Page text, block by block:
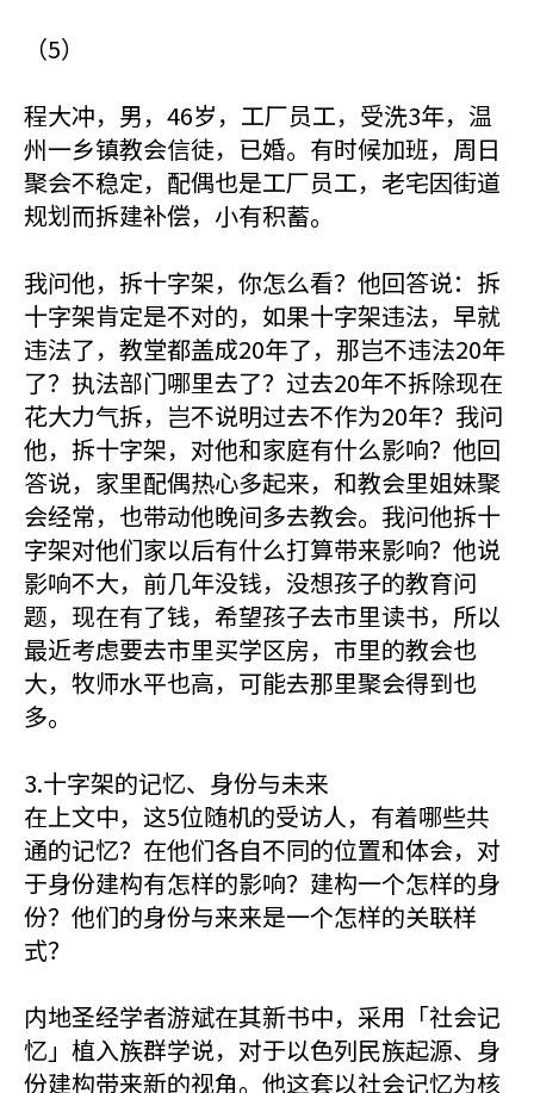
（5）
程大冲，男，46岁，工厂员工，受洗3年，温
州一乡镇教会信徒，已婚。有时候加班，周日
聚会不稳定，配偶也是工厂员工，老宅因街道
规划而拆建补偿，小有积蓄。
我问他，拆十字架，你怎么看？他回答说：拆
十字架肯定是不对的，如果十字架违法，早就
违法了，教堂都盖成20年了，那岂不违法20年
了？执法部门哪里去了？过去20年不拆除现在
花大力气拆，岂不说明过去不作为20年？我问
他，拆十字架，对他和家庭有什么影响？他回
答说，家里配偶热心多起来，和教会里姐妹聚
会经常，也带动他晚间多去教会。我问他拆十
字架对他们家以后有什么打算带来影响？他说
影响不大，前几年没钱，没想孩子的教育问
题，现在有了钱，希望孩子去市里读书，所以
最近考虑要去市里买学区房，市里的教会也
大，牧师水平也高，可能去那里聚会得到也
多。
3.十字架的记忆、身份与未来
在上文中，这5位随机的受访人，有着哪些共
通的记忆？在他们各自不同的位置和体会，对
于身份建构有怎样的影响？建构一个怎样的身
份？他们的身份与来来是一个怎样的关联样
式？
内地圣经学者游斌在其新书中，采用「社会记
忆」植入族群学说，对于以色列民族起源、身
份建构带来新的视角。他这套以社会记忆为核